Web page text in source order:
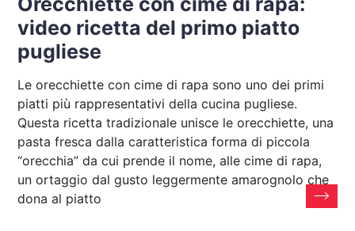
video ricetta del primo piatto
pugliese
Le orecchiette con cime di rapa sono uno dei primi
piatti più rappresentativi della cucina pugliese.
Questa ricetta tradizionale unisce le orecchiette, una
pasta fresca dalla caratteristica forma di piccola
“orecchia” da cui prende il nome, alle cime di rapa,
un ortaggio dal gusto leggermente amarognolo che
dona al piatto